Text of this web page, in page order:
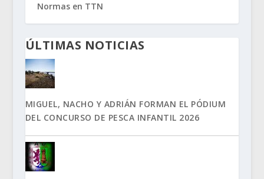
Normas en TTN
ÚLTIMAS NOTICIAS
MIGUEL, NACHO Y ADRIÁN FORMAN EL PÓDIUM
DEL CONCURSO DE PESCA INFANTIL 2026